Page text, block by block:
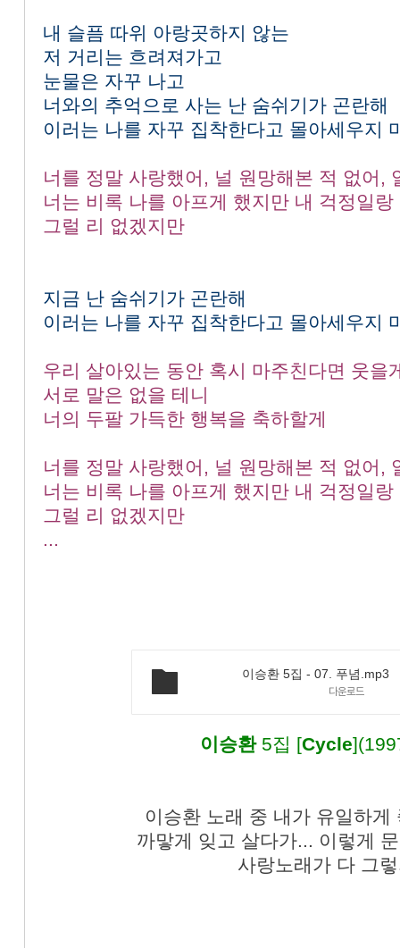
내 슬픔 따위 아랑곳하지 않는
저 거리는 흐려져가고
눈물은 자꾸 나고
너와의 추억으로 사는 난 숨쉬기가 곤란해
이러는 나를 자꾸 집착한다고 몰아세우지
너를 정말 사랑했어, 널 원망해본 적 없어,
너는 비록 나를 아프게 했지만 내 걱정일랑
그럴 리 없겠지만
지금 난 숨쉬기가 곤란해
이러는 나를 자꾸 집착한다고 몰아세우지
우리 살아있는 동안 혹시 마주친다면 웃을
서로 말은 없을 테니
너의 두팔 가득한 행복을 축하할게
너를 정말 사랑했어, 널 원망해본 적 없어,
너는 비록 나를 아프게 했지만내 걱정일랑
그럴 리 없겠지만
...
이승환 5집 - 07. 푸념.mp3
다운로드
이승환5집 [Cycle
이승환 노래 중 내가 유일하게
까맣게 잊고 살다가... 이렇게
사랑노래가 다 그